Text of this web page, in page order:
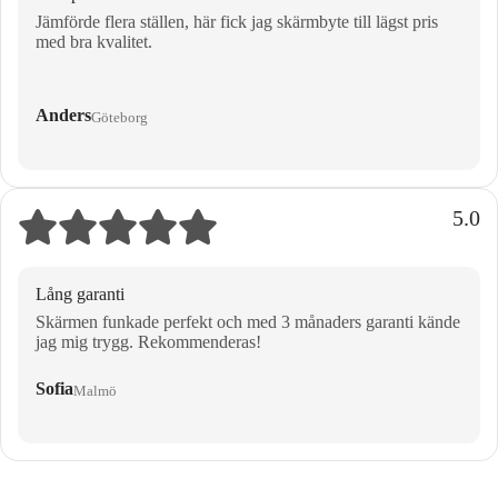
Jämförde flera ställen, här fick jag skärmbyte till lägst pris
med bra kvalitet.
AndersGöteborg
5.0
Lång garanti
Skärmen funkade perfekt och med 3 månaders garanti kände
jag mig trygg. Rekommenderas!
SofiaMalmö